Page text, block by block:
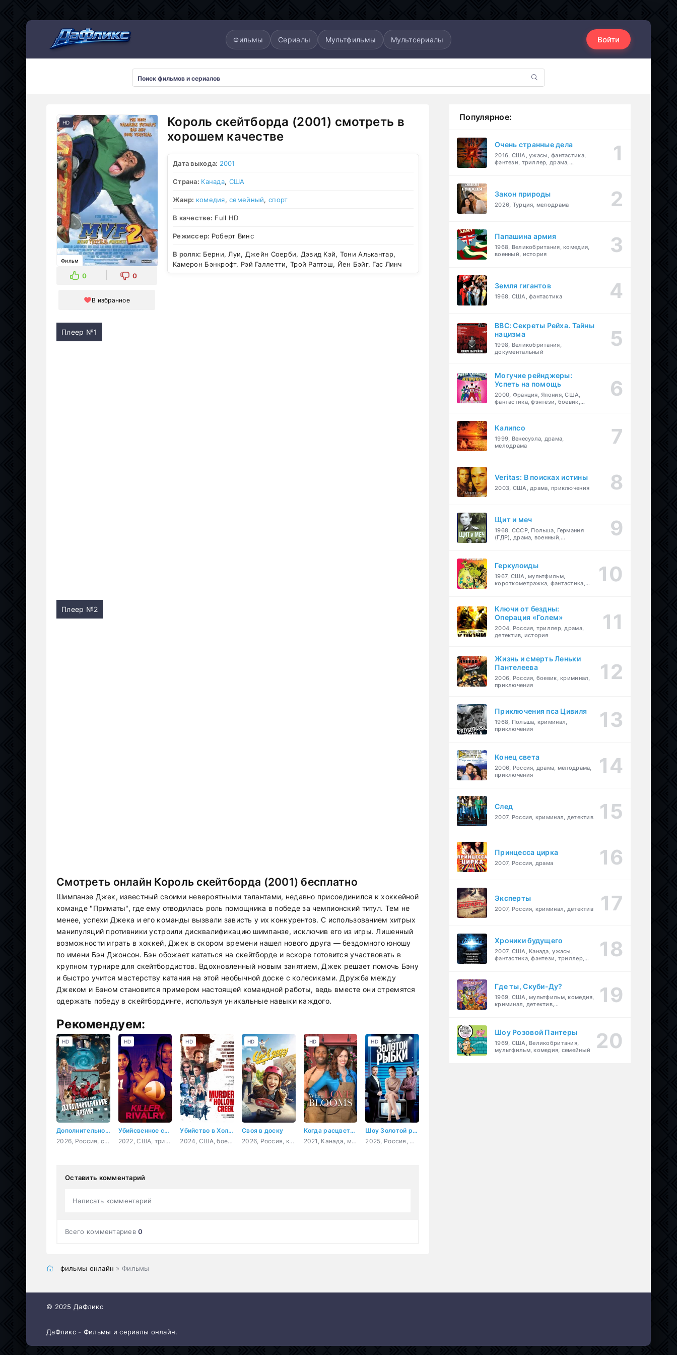
Фильмы Сериалы Мультфильмы Мультсериалы Войти
HD
Фильм
0 0
В избранное
Король скейтборда (2001) смотреть в
хорошем качестве
Дата выхода: 2001
Страна: Канада, США
Жанр: комедия,семейный,спорт
В качестве: Full HD
Режиссер: Роберт Винс
В ролях: Берни, Луи, Джейн Соерби, Дэвид Кэй, Тони Алькантар,
Камерон Бэнкрофт, Рэй Галлетти, Трой Раптэш, Йен Бэйг, Гас Линч
Плеер №1
Плеер №2
Смотреть онлайн Король скейтборда (2001) бесплатно
Шимпанзе Джек, известный своими невероятными талантами, недавно присоединился к хоккейной
команде "Приматы", где ему отводилась роль помощника в победе за чемпионский титул. Тем не
менее, успехи Джека и его команды вызвали зависть у их конкурентов. С использованием хитрых
манипуляций противники устроили дисквалификацию шимпанзе, исключив его из игры. Лишенный
возможности играть в хоккей, Джек в скором времени нашел нового друга — бездомного юношу
по имени Бэн Джонсон. Бэн обожает кататься на скейтборде и вскоре готовится участвовать в
крупном турнире для скейтбордистов. Вдохновленный новым занятием, Джек решает помочь Бэну
и быстро учится мастерству катания на этой необычной доске с колесиками. Дружба между
Джеком и Бэном становится примером настоящей командной работы, ведь вместе они стремятся
одержать победу в скейтбординге, используя уникальные навыки каждого.
Рекомендуем:
Дополнительное время
2026, Россия, семейный, приключения, спорт, фантастика
HD
Убийсвенное соперничество
2022, США, триллер, детектив
HD
Убийство в Холлоу Крик
2024, США, боевик, триллер, комедия
HD
Своя в доску
2026, Россия, комедия
HD
Когда расцветает любовь
2021, Канада, мелодрама, комедия
HD
Шоу Золотой рыбки
2025, Россия, мелодрама
HD
Оставить комментарий
Написать комментарий
Всего комментариев0
фильмы онлайн » Фильмы
Популярное:
Очень странные дела
2016, США, ужасы, фантастика,
фэнтези, триллер, драма,
Закон природы
2026, Турция, мелодрама
Папашина армия
1968, Великобритания, комедия,
военный, история
Земля гигантов
1968, США, фантастика
BBC: Секреты Рейха. Тайны
нацизма
1998, Великобритания,
документальный
Могучие рейнджеры:
Успеть на помощь
2000, Франция, Япония, США,
фантастика, фэнтези, боевик,
Калипсо
1999, Венесуэла, драма,
мелодрама
Veritas: В поисках истины
2003, США, драма, приключения
Щит и меч
1968, СССР, Польша, Германия
(ГДР), драма, военный,
Геркулоиды
1967, США, мультфильм,
короткометражка, фантастика,
Ключи от бездны:
Операция «Голем»
2004, Россия, триллер, драма,
детектив, история
Жизнь и смерть Леньки
Пантелеева
2006, Россия, боевик, криминал,
приключения
Приключения пса Цивиля
1968, Польша, криминал,
приключения
Конец света
2006, Россия, драма, мелодрама,
приключения
След
2007, Россия, криминал, детектив
Принцесса цирка
2007, Россия, драма
Эксперты
2007, Россия, криминал, детектив
Хроники будущего
2007, США, Канада, ужасы,
фантастика, фэнтези, триллер,
Где ты, Скуби-Ду?
1969, США, мультфильм, комедия,
криминал, детектив,
Шоу Розовой Пантеры
1969, США, Великобритания,
мультфильм, комедия, семейный
© 2025 ДаФликс
ДаФликс - Фильмы и сериалы онлайн.
Мультсериалы